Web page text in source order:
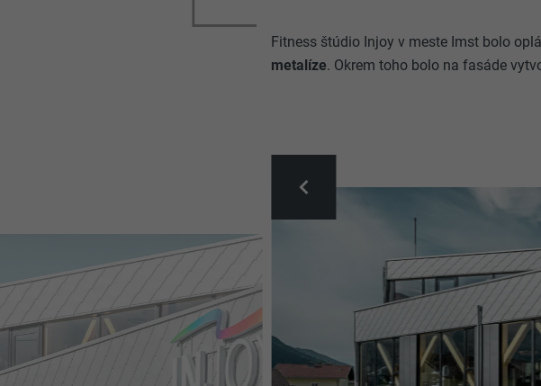
Fitness štúdio Injoy v meste Imst bolo
metalíze. Okrem toho bolo na fasáde